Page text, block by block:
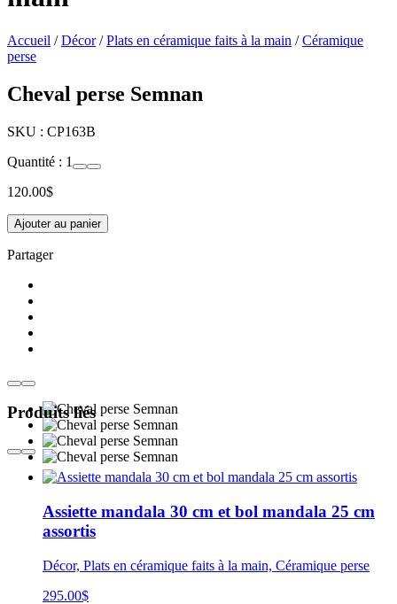
Accueil /Décor/Plats en céramique faits à la main /Céramique
perse
Cheval perse Semnan
SKU : CP163B
Quantité : 1
120.00$
Ajouter au panier
Partager
Produits liés
Assiette mandala 30 cm et bol mandala 25 cm
assortis
Décor, Plats en céramique faits à la main, Céramique perse
295.00$